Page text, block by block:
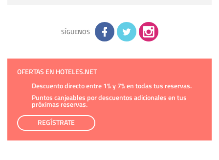
adicional y detallada sobre cómo tratamos sus datos en la
política de privacidad
SÍGUENOS
OFERTAS EN HOTELES.NET
Descuento directo entre 1% y 7% en todas tus reservas.
Puntos canjeables por descuentos adicionales en tus
próximas reservas.
REGÍSTRATE